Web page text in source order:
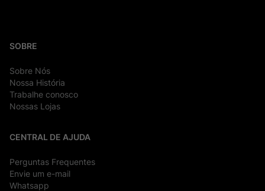
SOBRE
Sobre Nós
Nossa História
Trabalhe conosco
Nossas Lojas
CENTRAL DE AJUDA
Perguntas Frequentes
Envie um e-mail
Whatsapp